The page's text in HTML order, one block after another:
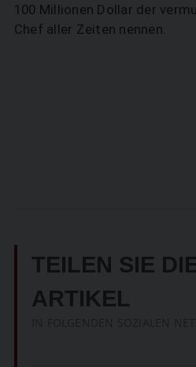
100 Millionen Dollar der
Chef aller Zeiten nennen.
TEILEN SIE
ARTIKEL